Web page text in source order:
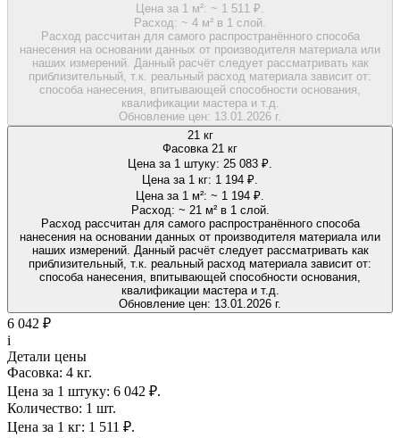
Цена за 1 м²: ~ 1 511 ₽.
Расход: ~ 4 м² в 1 слой.
Расход рассчитан для самого распространённого способа
нанесения на основании данных от производителя материала или
наших измерений. Данный расчёт следует рассматривать как
приблизительный, т.к. реальный расход материала зависит от:
способа нанесения, впитывающей способности основания,
квалификации мастера и т.д.
Обновление цен: 13.01.2026 г.
21 кг
Фасовка 21 кг
Цена за 1 штуку: 25 083 ₽.
Цена за 1 кг: 1 194 ₽.
Цена за 1 м²: ~ 1 194 ₽.
Расход: ~ 21 м² в 1 слой.
Расход рассчитан для самого распространённого способа
нанесения на основании данных от производителя материала или
наших измерений. Данный расчёт следует рассматривать как
приблизительный, т.к. реальный расход материала зависит от:
способа нанесения, впитывающей способности основания,
квалификации мастера и т.д.
Обновление цен: 13.01.2026 г.
6 042 ₽
i
Детали цены
Фасовка: 4 кг.
Цена за 1 штуку: 6 042 ₽.
Количество: 1 шт.
Цена за 1 кг: 1 511 ₽.